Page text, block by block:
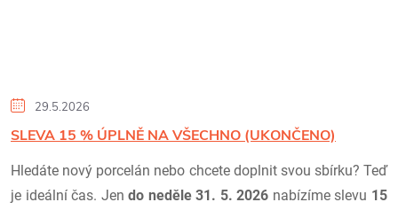
29.5.2026
SLEVA 15 % ÚPLNĚ NA VŠECHNO (UKONČENO)
Hledáte nový porcelán nebo chcete doplnit svou sbírku? Teď
je ideální čas. Jen do neděle 31. 5. 2026 nabízíme slevu 15